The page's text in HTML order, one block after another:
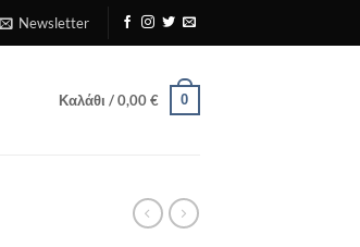
Newsletter
Καλάθι /0,00€ 0